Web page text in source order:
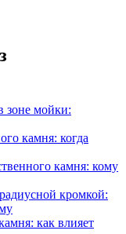
зоне мойки:
камня: когда
камня: кому
кромкой:
как влияет